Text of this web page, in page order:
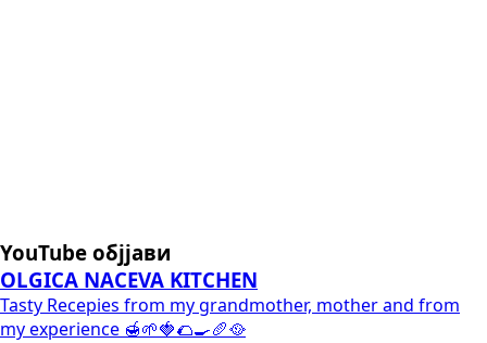
YouTube објјави
OLGICA NACEVA KITCHEN
Tasty Recepies from my grandmother, mother and from
my experience 🍯🌱🍓🌮🍳🥖🥘